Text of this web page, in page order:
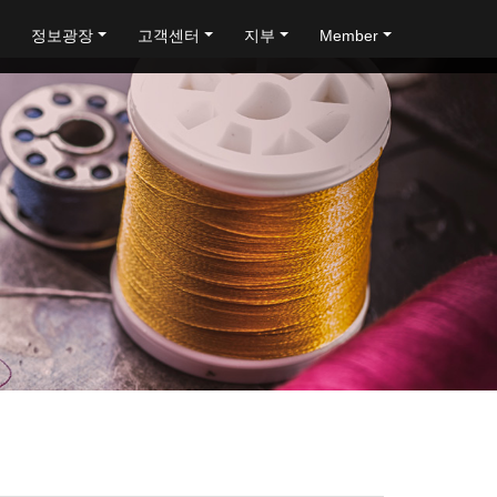
정보광장 고객센터 지부 Member